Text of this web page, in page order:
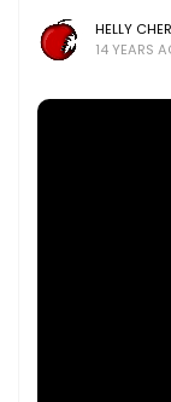
HELLY
14 YEARS